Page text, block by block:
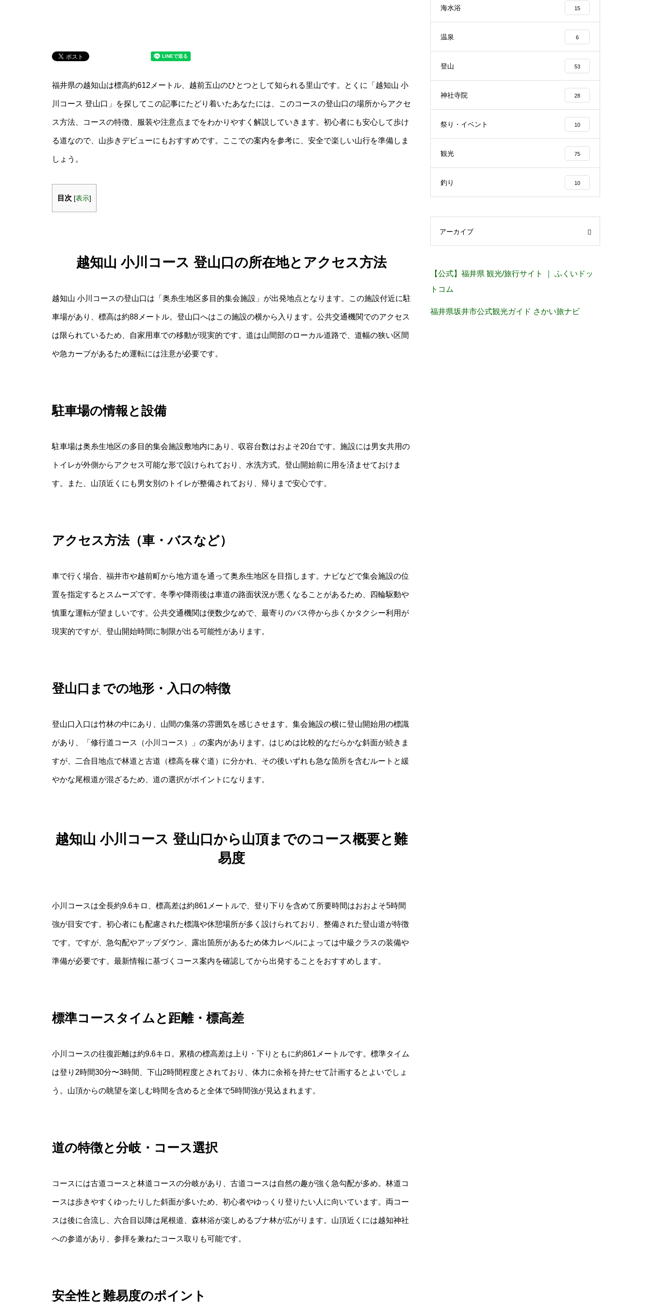
福井県の越知山は標高約612メートル、越前五山のひとつとして知られる里山です。とくに「越知山 小
川コース 登山口」を探してこの記事にたどり着いたあなたには、このコースの登山口の場所からアクセ
ス方法、コースの特徴、服装や注意点までをわかりやすく解説していきます。初心者にも安心して歩け
る道なので、山歩きデビューにもおすすめです。ここでの案内を参考に、安全で楽しい山行を準備しま
しょう。
目次 [表示]
越知山 小川コース 登山口の所在地とアクセス方法
越知山 小川コースの登山口は「奥糸生地区多目的集会施設」が出発地点となります。この施設付近に駐
車場があり、標高は約88メートル。登山口へはこの施設の横から入ります。公共交通機関でのアクセス
は限られているため、自家用車での移動が現実的です。道は山間部のローカル道路で、道幅の狭い区間
や急カーブがあるため運転には注意が必要です。
駐車場の情報と設備
駐車場は奥糸生地区の多目的集会施設敷地内にあり、収容台数はおよそ20台です。施設には男女共用の
トイレが外側からアクセス可能な形で設けられており、水洗方式。登山開始前に用を済ませておけま
す。また、山頂近くにも男女別のトイレが整備されており、帰りまで安心です。
アクセス方法（車・バスなど）
車で行く場合、福井市や越前町から地方道を通って奥糸生地区を目指します。ナビなどで集会施設の位
置を指定するとスムーズです。冬季や降雨後は車道の路面状況が悪くなることがあるため、四輪駆動や
慎重な運転が望ましいです。公共交通機関は便数少なめで、最寄りのバス停から歩くかタクシー利用が
現実的ですが、登山開始時間に制限が出る可能性があります。
登山口までの地形・入口の特徴
登山口入口は竹林の中にあり、山間の集落の雰囲気を感じさせます。集会施設の横に登山開始用の標識
があり、「修行道コース（小川コース）」の案内があります。はじめは比較的なだらかな斜面が続きま
すが、二合目地点で林道と古道（標高を稼ぐ道）に分かれ、その後いずれも急な箇所を含むルートと緩
やかな尾根道が混ざるため、道の選択がポイントになります。
越知山 小川コース 登山口から山頂までのコース概要と難
易度
小川コースは全長約9.6キロ、標高差は約861メートルで、登り下りを含めて所要時間はおおよそ5時間
強が目安です。初心者にも配慮された標識や休憩場所が多く設けられており、整備された登山道が特徴
です。ですが、急勾配やアップダウン、露出箇所があるため体力レベルによっては中級クラスの装備や
準備が必要です。最新情報に基づくコース案内を確認してから出発することをおすすめします。
標準コースタイムと距離・標高差
小川コースの往復距離は約9.6キロ。累積の標高差は上り・下りともに約861メートルです。標準タイム
は登り2時間30分〜3時間、下山2時間程度とされており、体力に余裕を持たせて計画するとよいでしょ
う。山頂からの眺望を楽しむ時間を含めると全体で5時間強が見込まれます。
道の特徴と分岐・コース選択
コースには古道コースと林道コースの分岐があり、古道コースは自然の趣が強く急勾配が多め。林道コ
ースは歩きやすくゆったりした斜面が多いため、初心者やゆっくり登りたい人に向いています。両コー
スは後に合流し、六合目以降は尾根道、森林浴が楽しめるブナ林が広がります。山頂近くには越知神社
への参道があり、参拝を兼ねたコース取りも可能です。
安全性と難易度のポイント
海水浴 15
温泉 6
登山 53
神社寺院 28
祭り・イベント 10
観光 75
釣り 10
アーカイブ
【公式】福井県 観光/旅行サイト ｜ ふくいドッ
トコム
福井県坂井市公式観光ガイド さかい旅ナビ